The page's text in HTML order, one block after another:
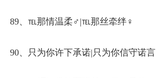
89、℡那情温柔♂|℡那丝牵绊♀
90、只为你许下承诺|只为你信守诺言